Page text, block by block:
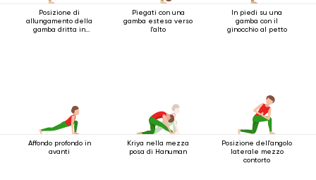
Posizione di
allungamento della
gamba dritta in
Piegati con una
gamba estesa verso
l'alto
In piedi su una
gamba con il
ginocchio al petto
Affondo profondo in
avanti
Kriya nella mezza
posa di Hanuman
Posizione dell'angolo
laterale mezzo
contorto